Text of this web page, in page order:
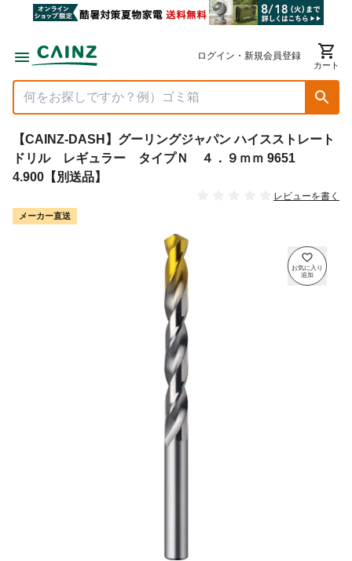
ログイン・新規会員登録
カート
【CAINZ-DASH】グーリングジャパン ハイスストレート
ドリル レギュラー タイプＮ ４．９ｍｍ 9651
4.900【別送品】
レビューを書く
メーカー直送